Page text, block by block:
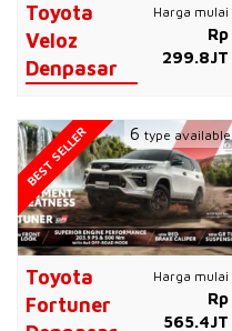
Toyota
Veloz
Denpasar
Harga mulai
Rp
299.8JT
Toyota
Fortuner
Harga mulai
Rp
565.4JT
BEST SELLER 6 type available